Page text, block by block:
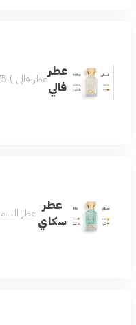
عطر
فالي
عطر فالي ) 75 مل ( عطر يستحقك عطر الجمال والروعة يسعد القلب تركيبة فاخرة مميزة تضفي ليومك مزيجاً من اللطف والجمال وروح السعادة.عطر فالي اختيار كل الناس
عطر
سكاي
عطر